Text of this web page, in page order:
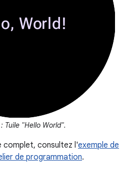
: Tuile "Hello World".
complet, consultez l'exemple de
de programmation.